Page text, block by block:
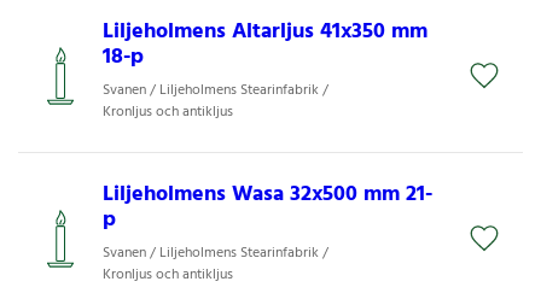
Liljeholmens Altarljus 41x350 mm
18-p
Svanen / Liljeholmens Stearinfabrik /
Kronljus och antikljus
Liljeholmens Wasa 32x500 mm 21-
p
Svanen / Liljeholmens Stearinfabrik /
Kronljus och antikljus